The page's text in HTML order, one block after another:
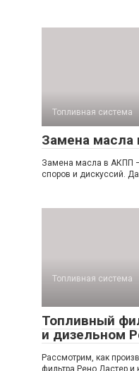
Топливная система
Замена масла
Замена масла в АКПП
споров и дискуссий.
Топливная система
Топливный
и дизельном
Рассмотрим, как
фильтра Рено Дастер и